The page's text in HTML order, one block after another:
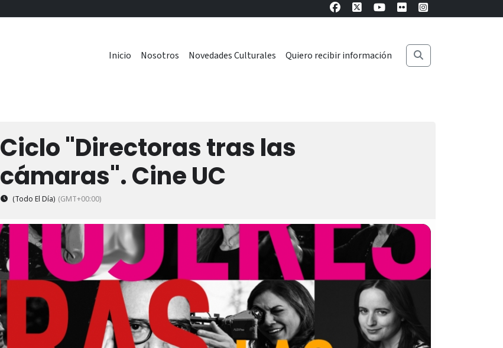
Inicio Nosotros Novedades Culturales Quiero recibir información
Ciclo "Directoras tras las
cámaras". Cine UC
(Todo El Día) (GMT+00:00)